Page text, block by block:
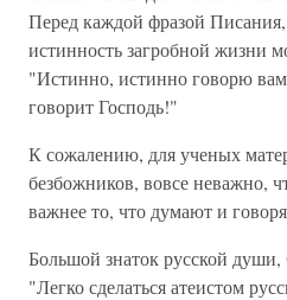
Перед каждой фразой
истинность загробной жизни
"Истинно, истинно говорю
говорит Господь!"
К сожалению, для ученых
безбожников, вовсе неважно,
важнее то, что думают и
Большой знаток русской
"Легко сделаться атеистом